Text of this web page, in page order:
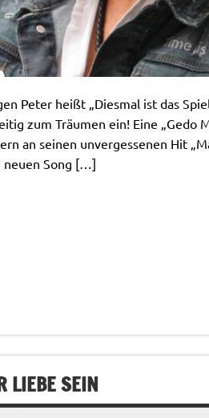
Peter heißt „Diesmal ist das
zum Träumen ein! Eine „Gedo
an seinen unvergessenen Hit
neuen Song […]
LIEBE SEIN